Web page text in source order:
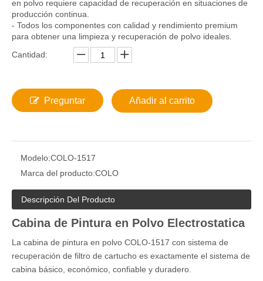
en polvo requiere capacidad de recuperación en situaciones de
producción continua.
- Todos los componentes con calidad y rendimiento premium
para obtener una limpieza y recuperación de polvo ideales.
Cantidad:
Preguntar Añadir al carrito
Modelo:COLO-1517
Marca del producto:COLO
Descripción Del Producto
Cabina de Pintura en Polvo Electrostatica
La cabina de pintura en polvo COLO-1517 con sistema de
recuperación de filtro de cartucho es exactamente el sistema de
cabina básico, económico, confiable y duradero.